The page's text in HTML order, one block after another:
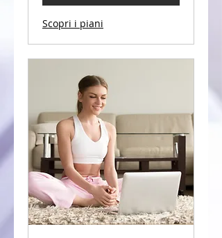
Scopri i piani